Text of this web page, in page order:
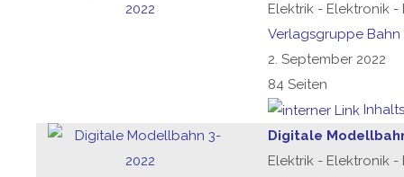
Elektrik - Elektronik
Verlagsgruppe Bahn
2. September 2022
84 Seiten
Digitale
Elektrik - Elektronik